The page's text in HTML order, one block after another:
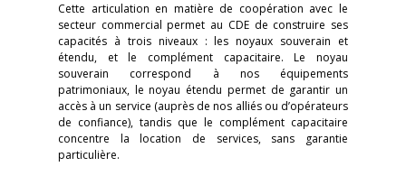
Cette articulation en matière de coopération avec le
secteur commercial permet au CDE de construire ses
capacités à trois niveaux : les noyaux souverain et
étendu, et le complément capacitaire. Le noyau
souverain correspond à nos équipements
patrimoniaux, le noyau étendu permet de garantir un
accès à un service (auprès de nos alliés ou d’opérateurs
de confiance), tandis que le complément capacitaire
concentre la location de services, sans garantie
particulière.